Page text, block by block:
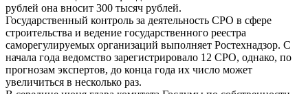
рублей она вносит 300 тысяч рублей.
Государственный контроль за деятельность СРО в сфере
строительства и ведение государственного реестра
саморегулируемых организаций выполняет Ростехнадзор. С
начала года ведомство зарегистрировало 12 СРО, однако, по
прогнозам экспертов, до конца года их число может
увеличиться в несколько раз.